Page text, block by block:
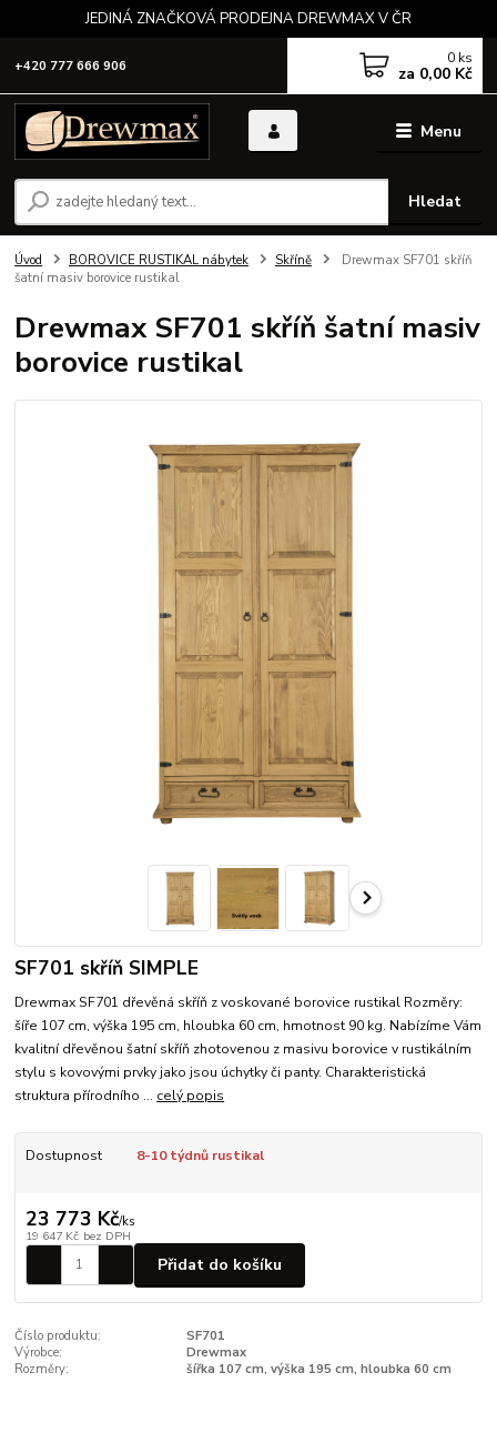
JEDINÁ ZNAČKOVÁ PRODEJNA DREWMAX V ČR
Menu
Hledat
+420 777 666 906 0 ks
za 0,00 Kč
Úvod BOROVICE RUSTIKAL nábytek Skříně
Drewmax SF701 skříň
šatní masiv borovice rustikal
Drewmax SF701 skříň šatní masiv
borovice rustikal
SF701 skříň SIMPLE
Drewmax SF701 dřevěná skříň z voskované borovice rustikal Rozměry:
šíře 107 cm, výška 195 cm, hloubka 60 cm, hmotnost 90 kg. Nabízíme Vám
kvalitní dřevěnou šatní skříň zhotovenou z masivu borovice v rustikálním
stylu s kovovými prvky jako jsou úchytky či panty. Charakteristická
struktura přírodního ... celý popis
Dostupnost 8-10 týdnů rustikal
23 773 Kč/ks
19 647 Kč bez DPH
Přidat do košíku
Číslo produktu:
SF701
Výrobce:
Drewmax
Rozměry:
šířka 107 cm, výška 195 cm, hloubka 60 cm